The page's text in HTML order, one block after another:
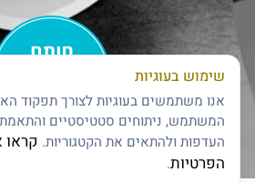
חותם האמינות של דן אנד
שימוש בעוגיות
אנו משתמשים בעוגיות לצורך תפקוד
המשתמש, ניתוחים סטטיסטיים והתאמת
העדפות ולהתאים את הקטגוריות. קראו
הפרטיות.